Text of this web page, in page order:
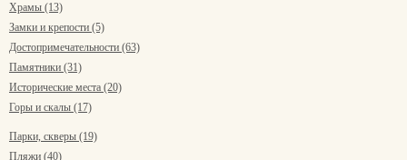
Храмы (13)
Замки и крепости (5)
Достопримечательности (63)
Памятники (31)
Исторические места (20)
Горы и скалы (17)
Парки, скверы (19)
Пляжи (40)